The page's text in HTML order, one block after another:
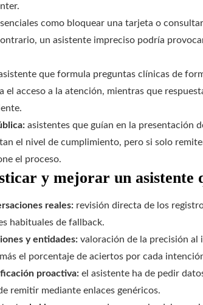
como bloquear una tarjeta o
un asistente impreciso podría
que formula preguntas clínicas de
el acceso a la atención, mientras que
asistentes que guían en la presentación
el nivel de cumplimiento, pero si solo
el proceso.
y mejorar un asistente
reales: revisión directa de los
habituales de fallback.
y entidades: valoración de la precisión al
el porcentaje de aciertos por cada
proactiva: el asistente ha de pedir
remitir mediante enlaces genéricos.